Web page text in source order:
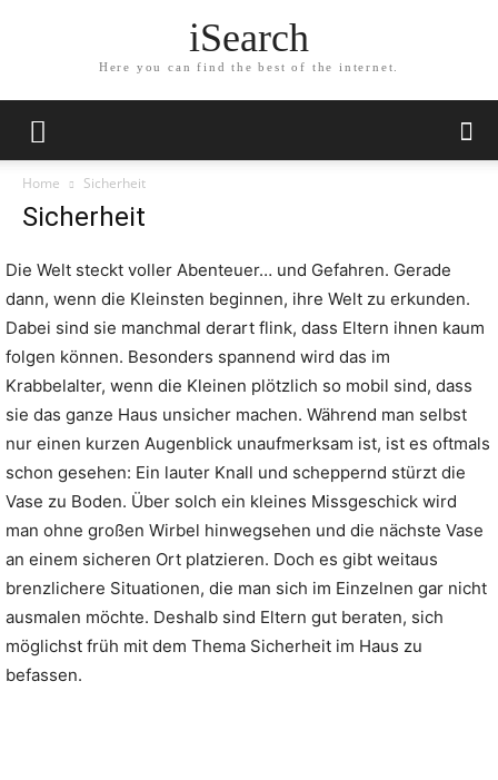
iSearch
Here you can find the best of the internet.
Home Sicherheit
Sicherheit
Die Welt steckt voller Abenteuer… und Gefahren. Gerade
dann, wenn die Kleinsten beginnen, ihre Welt zu erkunden.
Dabei sind sie manchmal derart flink, dass Eltern ihnen kaum
folgen können. Besonders spannend wird das im
Krabbelalter, wenn die Kleinen plötzlich so mobil sind, dass
sie das ganze Haus unsicher machen. Während man selbst
nur einen kurzen Augenblick unaufmerksam ist, ist es oftmals
schon gesehen: Ein lauter Knall und scheppernd stürzt die
Vase zu Boden. Über solch ein kleines Missgeschick wird
man ohne großen Wirbel hinwegsehen und die nächste Vase
an einem sicheren Ort platzieren. Doch es gibt weitaus
brenzlichere Situationen, die man sich im Einzelnen gar nicht
ausmalen möchte. Deshalb sind Eltern gut beraten, sich
möglichst früh mit dem Thema Sicherheit im Haus zu
befassen.